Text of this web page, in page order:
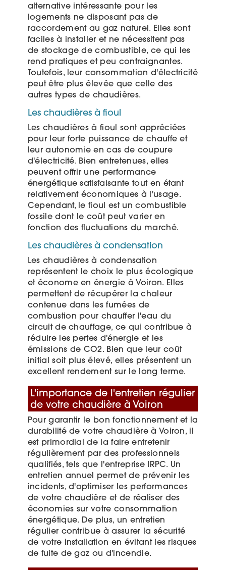
alternative intéressante pour les
logements ne disposant pas de
raccordement au gaz naturel. Elles sont
faciles à installer et ne nécessitent pas
de stockage de combustible, ce qui les
rend pratiques et peu contraignantes.
Toutefois, leur consommation d'électricité
peut être plus élevée que celle des
autres types de chaudières.
Les chaudières à fioul
Les chaudières à fioul sont appréciées
pour leur forte puissance de chauffe et
leur autonomie en cas de coupure
d'électricité. Bien entretenues, elles
peuvent offrir une performance
énergétique satisfaisante tout en étant
relativement économiques à l'usage.
Cependant, le fioul est un combustible
fossile dont le coût peut varier en
fonction des fluctuations du marché.
Les chaudières à condensation
Les chaudières à condensation
représentent le choix le plus écologique
et économe en énergie à Voiron. Elles
permettent de récupérer la chaleur
contenue dans les fumées de
combustion pour chauffer l'eau du
circuit de chauffage, ce qui contribue à
réduire les pertes d'énergie et les
émissions de CO2. Bien que leur coût
initial soit plus élevé, elles présentent un
excellent rendement sur le long terme.
L'importance de l'entretien régulier
de votre chaudière à Voiron
Pour garantir le bon fonctionnement et la
durabilité de votre chaudière à Voiron, il
est primordial de la faire entretenir
régulièrement par des professionnels
qualifiés, tels que l'entreprise IRPC. Un
entretien annuel permet de prévenir les
incidents, d'optimiser les performances
de votre chaudière et de réaliser des
économies sur votre consommation
énergétique. De plus, un entretien
régulier contribue à assurer la sécurité
de votre installation en évitant les risques
de fuite de gaz ou d'incendie.